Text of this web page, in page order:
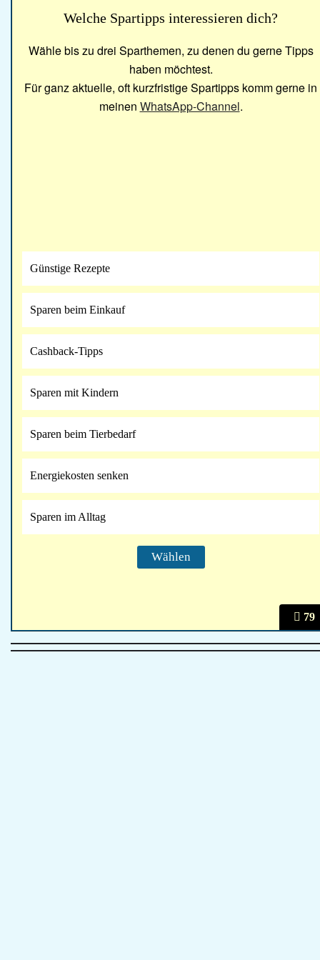
79
Welche Spartipps interessieren dich?
Wähle bis zu drei Sparthemen, zu denen du gerne Tipps
haben möchtest.
Für ganz aktuelle, oft kurzfristige Spartipps komm gerne in
meinen WhatsApp-Channel.
Günstige Rezepte
Sparen beim Einkauf
Cashback-Tipps
Sparen mit Kindern
Sparen beim Tierbedarf
Energiekosten senken
Sparen im Alltag